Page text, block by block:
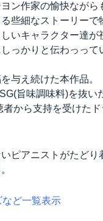
ン作家の愉快なが
些細なストーリーで
いキャラクター達
っかりと伝わっって
与え続けた本作品
旨味調味料)を抜い
から支持を受けたド
ピアニストがたどり
ど一覧表示